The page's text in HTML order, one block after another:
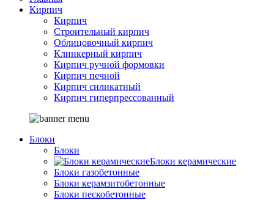
Кирпич
Кирпич
Строительный кирпич
Облицовочный кирпич
Клинкерный кирпич
Кирпич ручной формовки
Кирпич печной
Кирпич силикатный
Кирпич гиперпрессованный
Блоки
Блоки
Блоки керамические
Блоки газобетонные
Блоки керамзитобетонные
Блоки пескобетонные